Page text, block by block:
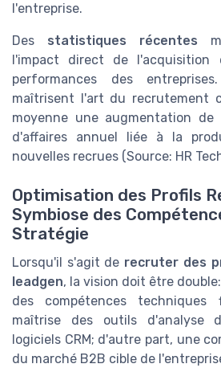
l'entreprise.
Des statistiques récentes
l'impact direct de
performances des
maîtrisent l'art du recrutement
moyenne une augmentation
d'affaires annuel liée à la
nouvelles recrues (Source: HR
Optimisation des Profils
Symbiose des
Stratégie
Lorsqu'il s'agit de recruter des
leadgen, la vision doit être
des compétences
maîtrise des outils d'analyse
logiciels CRM; d'autre part, une
du marché B2B cible de